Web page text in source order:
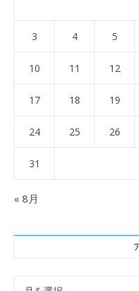
3 4 5
10 11 12
17 18 19
24 25 26
31
« 8月
アーカイブ